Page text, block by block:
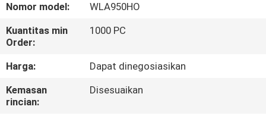
PABRIK
KONTROL
KUALITAS
Nomor model:
WLA950HO
Kuantitas min
Order:
1000 PC
Harga:
Dapat dinegosiasikan
Kemasan
rincian:
Disesuaikan